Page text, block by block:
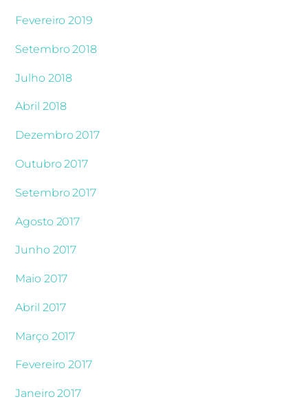
Fevereiro 2019
Setembro 2018
Julho 2018
Abril 2018
Dezembro 2017
Outubro 2017
Setembro 2017
Agosto 2017
Junho 2017
Maio 2017
Abril 2017
Março 2017
Fevereiro 2017
Janeiro 2017